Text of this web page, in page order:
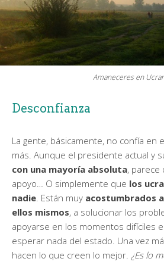
Amaneceres en
Desconfianza
La gente, básicamente, no confía en
más. Aunque el presidente actual y
con una mayoría absoluta, parece
apoyo… O simplemente que los
nadie . Están muy acostumbrados
ellos mismos, a solucionar los
apoyarse en los momentos difíciles
esperar nada del estado. Una vez
hacen lo que creen lo mejor. ¿Es lo